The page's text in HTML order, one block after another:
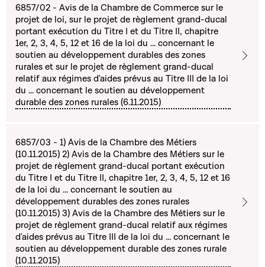
6857/02 - Avis de la Chambre de Commerce sur le
projet de loi, sur le projet de règlement grand-ducal
portant exécution du Titre I et du Titre II, chapitre
1er, 2, 3, 4, 5, 12 et 16 de la loi du ... concernant le
soutien au développement durables des zones
rurales et sur le projet de règlement grand-ducal
relatif aux régimes d'aides prévus au Titre III de la loi
du ... concernant le soutien au développement
durable des zones rurales (6.11.2015)
6857/03 - 1) Avis de la Chambre des Métiers
(10.11.2015) 2) Avis de la Chambre des Métiers sur le
projet de règlement grand-ducal portant exécution
du Titre I et du Titre II, chapitre 1er, 2, 3, 4, 5, 12 et 16
de la loi du ... concernant le soutien au
développement durables des zones rurales
(10.11.2015) 3) Avis de la Chambre des Métiers sur le
projet de règlement grand-ducal relatif aux régimes
d'aides prévus au Titre III de la loi du ... concernant le
soutien au développement durable des zones rurale
(10.11.2015)